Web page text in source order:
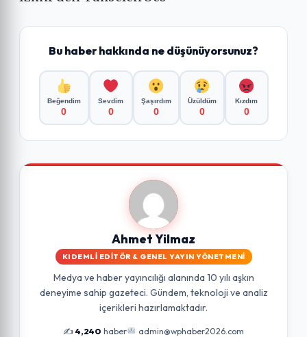
Bu haber hakkında ne düşünüyorsunuz?
Beğendim
0
Sevdim
0
Şaşırdım
0
Üzüldüm
0
Kızdım
0
Ahmet Yilmaz
KIDEMLI EDITÖR & GENEL YAYIN YÖNETMENI
Medya ve haber yayıncılığı alanında 10 yılı aşkın
deneyime sahip gazeteci. Gündem, teknoloji ve analiz
içerikleri hazırlamaktadır.
✍️4,240 haber admin@wphaber2026.com